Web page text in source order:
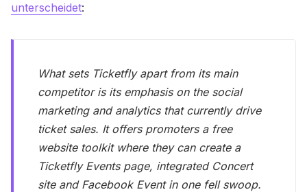
unterscheidet:
What sets Ticketfly apart from its main
competitor is its emphasis on the social
marketing and analytics that currently drive
ticket sales. It offers promoters a free
website toolkit where they can create a
Ticketfly Events page, integrated Concert
site and Facebook Event in one fell swoop.